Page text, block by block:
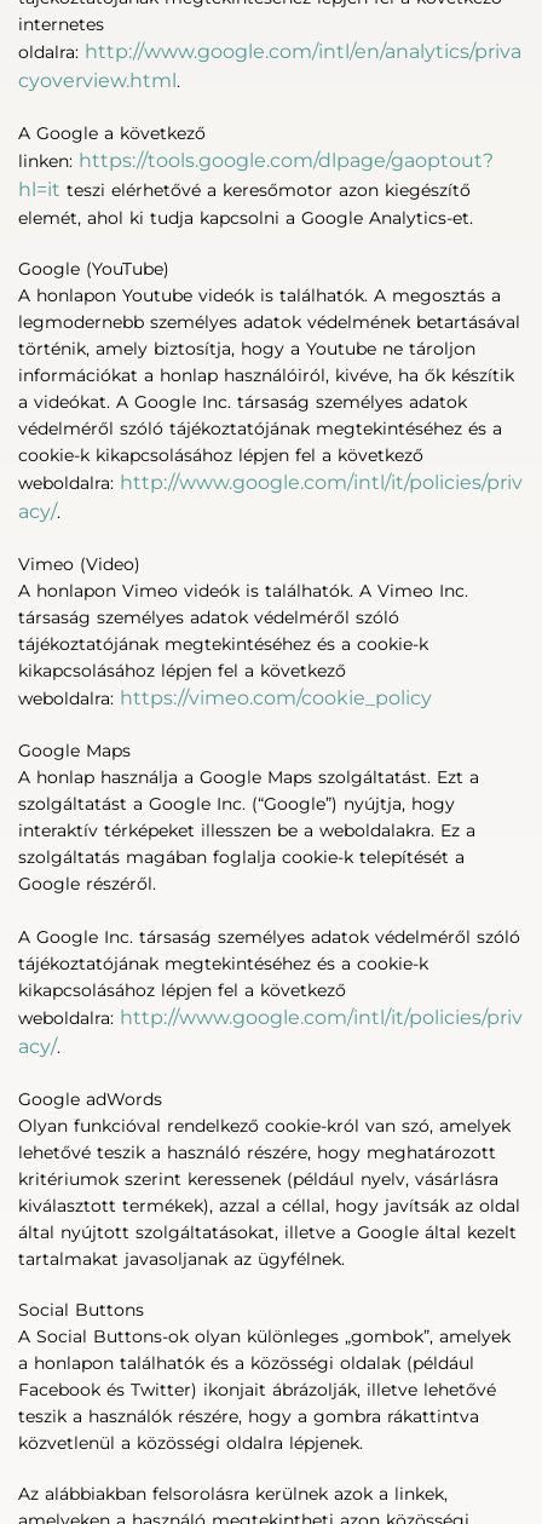
internetes
oldalra: http://www.google.com/intl/en/analytics/priva
cyoverview.html.
A Google a következő
linken: https://tools.google.com/dlpage/gaoptout?
hl=it teszi elérhetővé a keresőmotor azon kiegészítő
elemét, ahol ki tudja kapcsolni a Google Analytics-et.
Google (YouTube)
A honlapon Youtube videók is találhatók. A megosztás a
legmodernebb személyes adatok védelmének betartásával
történik, amely biztosítja, hogy a Youtube ne tároljon
információkat a honlap használóiról, kivéve, ha ők készítik
a videókat. A Google Inc. társaság személyes adatok
védelméről szóló tájékoztatójának megtekintéséhez és a
cookie-k kikapcsolásához lépjen fel a következő
weboldalra: http://www.google.com/intl/it/policies/priv
acy/.
Vimeo (Video)
A honlapon Vimeo videók is találhatók. A Vimeo Inc.
társaság személyes adatok védelméről szóló
tájékoztatójának megtekintéséhez és a cookie-k
kikapcsolásához lépjen fel a következő
weboldalra: https://vimeo.com/cookie_policy
Google Maps
A honlap használja a Google Maps szolgáltatást. Ezt a
szolgáltatást a Google Inc. (“Google”) nyújtja, hogy
interaktív térképeket illesszen be a weboldalakra. Ez a
szolgáltatás magában foglalja cookie-k telepítését a
Google részéről.
A Google Inc. társaság személyes adatok védelméről szóló
tájékoztatójának megtekintéséhez és a cookie-k
kikapcsolásához lépjen fel a következő
weboldalra: http://www.google.com/intl/it/policies/priv
acy/.
Google adWords
Olyan funkcióval rendelkező cookie-król van szó, amelyek
lehetővé teszik a használó részére, hogy meghatározott
kritériumok szerint keressenek (például nyelv, vásárlásra
kiválasztott termékek), azzal a céllal, hogy javítsák az oldal
által nyújtott szolgáltatásokat, illetve a Google által kezelt
tartalmakat javasoljanak az ügyfélnek.
Social Buttons
A Social Buttons-ok olyan különleges „gombok”, amelyek
a honlapon találhatók és a közösségi oldalak (például
Facebook és Twitter) ikonjait ábrázolják, illetve lehetővé
teszik a használók részére, hogy a gombra rákattintva
közvetlenül a közösségi oldalra lépjenek.
Az alábbiakban felsorolásra kerülnek azok a linkek,